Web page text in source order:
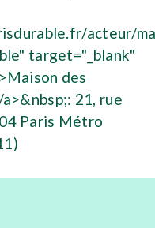
acteur/
target="_blank"
des
21, rue
Paris Métro